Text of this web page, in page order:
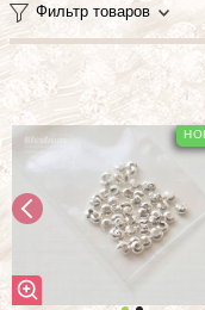
Фильтр товаров